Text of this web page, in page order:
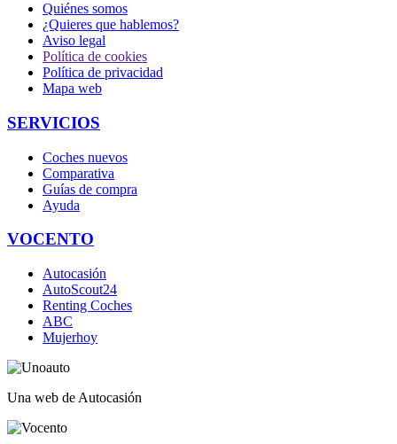
Quiénes somos
¿Quieres que hablemos?
Aviso legal
Política de cookies
Política de privacidad
Mapa web
SERVICIOS
Coches nuevos
Comparativa
Guías de compra
Ayuda
VOCENTO
Autocasión
AutoScout24
Renting Coches
ABC
Mujerhoy
Una web de Autocasión